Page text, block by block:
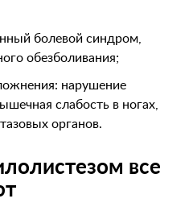
болевой синдром,
обезболивания;
нарушение
слабость в ногах,
органов.
все